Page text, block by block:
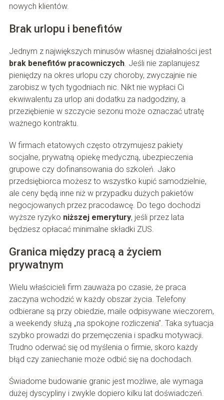
nowych klientów.
Brak urlopu i benefitów
Jednym z największych minusów własnej działalności jest
brak benefitów pracowniczych. Jeśli nie zaplanujesz
pieniędzy na okres urlopu czy choroby, zwyczajnie nie
zarobisz w tych tygodniach nic. Nikt nie wypłaci Ci
ekwiwalentu za urlop ani dodatku za nadgodziny, a
przeziębienie w szczycie sezonu może oznaczać utratę
ważnego kontraktu.
W firmach etatowych często otrzymujesz pakiety
socjalne, prywatną opiekę medyczną, ubezpieczenia
grupowe czy dofinansowania do szkoleń. Jako
przedsiębiorca możesz to wszystko kupić samodzielnie,
ale ceny będą inne niż w przypadku dużych pakietów
negocjowanych przez pracodawcę. Do tego dochodzi
wyższe ryzyko niższej emerytury, jeśli przez lata
będziesz opłacać minimalne składki ZUS.
Granica między pracą a życiem
prywatnym
Wielu właścicieli firm zauważa po czasie, że praca
zaczyna wchodzić w każdy obszar życia. Telefony
odbierane są przy obiedzie, maile odpisywane wieczorem,
a weekendy służą „na spokojne rozliczenia”. Taka sytuacja
szybko prowadzi do przemęczenia i spadku motywacji.
Trudno oderwać się od myślenia o firmie, skoro każdy
błąd czy zaniechanie może odbić się na dochodach.
Świadome budowanie granic jest możliwe, ale wymaga
dużej dyscypliny i zwykle dopiero kilku lat doświadczeń.